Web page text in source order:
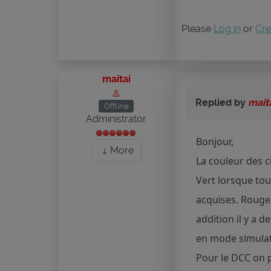
Please Log in or
maitai
Offline
Administrator
More
Replied by
Bonjour,
La couleur des
Vert lorsque
acquises.
addition il y a
en mode
Pour le DCC